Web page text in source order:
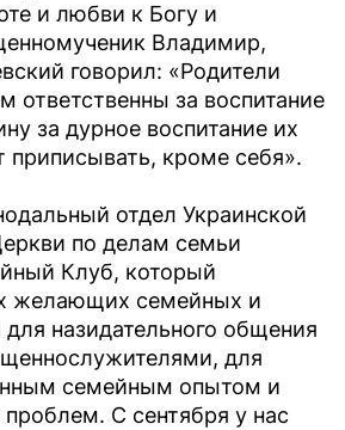
и любви к Богу и
Владимир,
говорил: «Родители
ответственны за воспитание
за дурное воспитание их
приписывать, кроме себя».
отдел Украинской
по делам семьи
Клуб, который
желающих семейных и
назидательного общения
для
семейным опытом и
С сентября у нас